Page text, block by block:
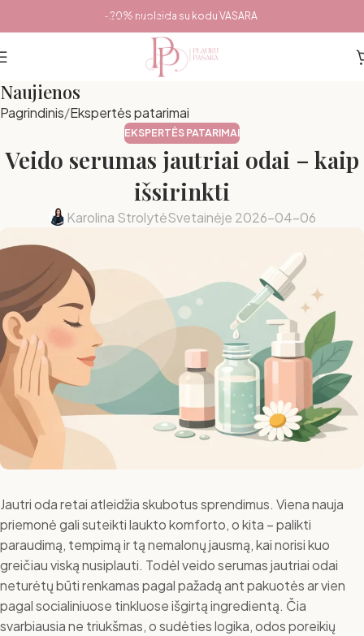
Pereiti prie pagrindinio turinio-20% nuolaida su kodu VASARA
Naujienos
Pagrindinis Ekspertės patarimai
EKSPERTĖS PATARIMAI
Veido serumas jautriai odai – kaip
išsirinkti
Karolina StrolytėSvetainėje 2026-04-06
Jautri oda retai atleidžia skubotus sprendimus. Viena nauja
priemonė gali suteikti laukto komforto, o kita – palikti
paraudimą, tempimą ir tą nemalonų jausmą, kai norisi kuo
greičiau viską nusiplauti. Todėl veido serumas jautriai odai
neturėtų būti renkamas pagal pažadą ant pakuotės ar vien
pagal socialiniuose tinkluose išgirtą ingredientą. Čia
svarbiausia ne triukšmas, o sudėties logika, odos poreikių